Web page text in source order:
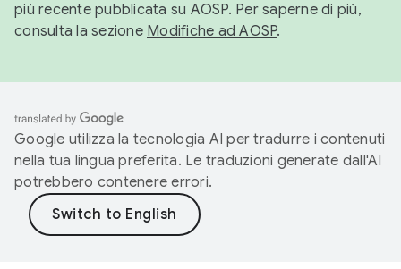
più recente pubblicata su AOSP. Per saperne di più,
consulta la sezione Modifiche ad AOSP.
Google utilizza la tecnologia AI per tradurre i contenuti
nella tua lingua preferita. Le traduzioni generate dall'AI
potrebbero contenere errori.